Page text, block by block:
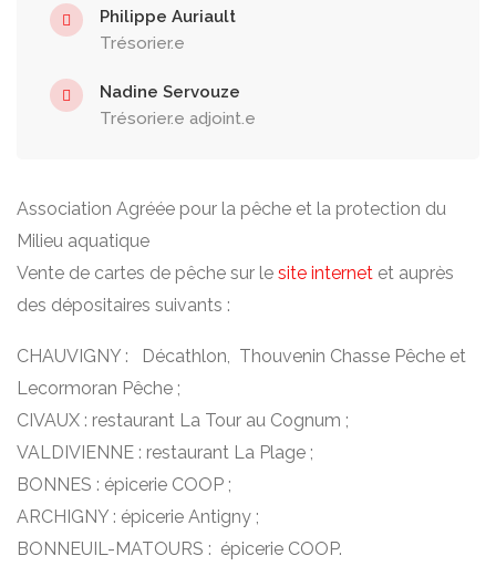
Philippe Auriault
Trésorier.e
Nadine Servouze
Trésorier.e adjoint.e
Association Agréée pour la pêche et la protection du
Milieu aquatique
Vente de cartes de pêche sur le site internet et auprès
des dépositaires suivants :
CHAUVIGNY : Décathlon, Thouvenin Chasse Pêche et
Lecormoran Pêche ;
CIVAUX : restaurant La Tour au Cognum ;
VALDIVIENNE : restaurant La Plage ;
BONNES : épicerie COOP ;
ARCHIGNY : épicerie Antigny ;
BONNEUIL-MATOURS : épicerie COOP.